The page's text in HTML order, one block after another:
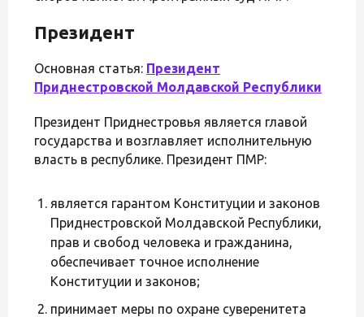
Президент
Основная статья: Президент
Приднестровской Молдавской Республики
Президент Приднестровья является главой
государства и возглавляет исполнительную
власть в республике. Президент ПМР:
является гарантом Конституции и законов
Приднестровской Молдавской Республики,
прав и свобод человека и гражданина,
обеспечивает точное исполнение
Конституции и законов;
принимает меры по охране суверенитета